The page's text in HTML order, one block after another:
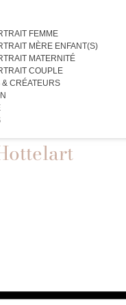
FEMME
MÈRE ENFANT(S)
MATERNITÉ
COUPLE
& CRÉATEURS